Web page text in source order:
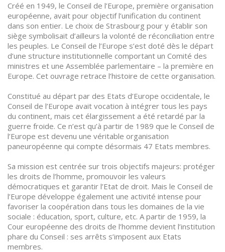
Créé en 1949, le Conseil de l’Europe, première organisation
européenne, avait pour objectif l’unification du continent
dans son entier. Le choix de Strasbourg pour y établir son
siège symbolisait d’ailleurs la volonté de réconciliation entre
les peuples. Le Conseil de l’Europe s’est doté dès le départ
d’une structure institutionnelle comportant un Comité des
ministres et une Assemblée parlementaire – la première en
Europe. Cet ouvrage retrace l’histoire de cette organisation.
Constitué au départ par des Etats d’Europe occidentale, le
Conseil de l’Europe avait vocation à intégrer tous les pays
du continent, mais cet élargissement a été retardé par la
guerre froide. Ce n’est qu’à partir de 1989 que le Conseil de
l’Europe est devenu une véritable organisation
paneuropéenne qui compte désormais 47 Etats membres.
Sa mission est centrée sur trois objectifs majeurs: protéger
les droits de l’homme, promouvoir les valeurs
démocratiques et garantir l’Etat de droit. Mais le Conseil de
l’Europe développe également une activité intense pour
favoriser la coopération dans tous les domaines de la vie
sociale : éducation, sport, culture, etc. A partir de 1959, la
Cour européenne des droits de l’homme devient l’institution
phare du Conseil : ses arrêts s’imposent aux Etats
membres.